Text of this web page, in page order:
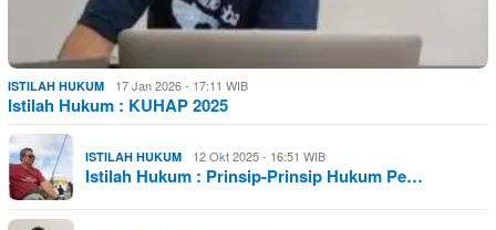
ISTILAH HUKUM 17 Jan 2026 - 17:11 WIB
Istilah Hukum : KUHAP 2025
ISTILAH HUKUM 12 Okt 2025 - 16:51 WIB
Istilah Hukum : Prinsip-Prinsip Hukum Pe…